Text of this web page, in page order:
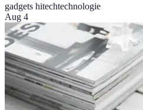
gadgets hitechtechnologie
Aug 4